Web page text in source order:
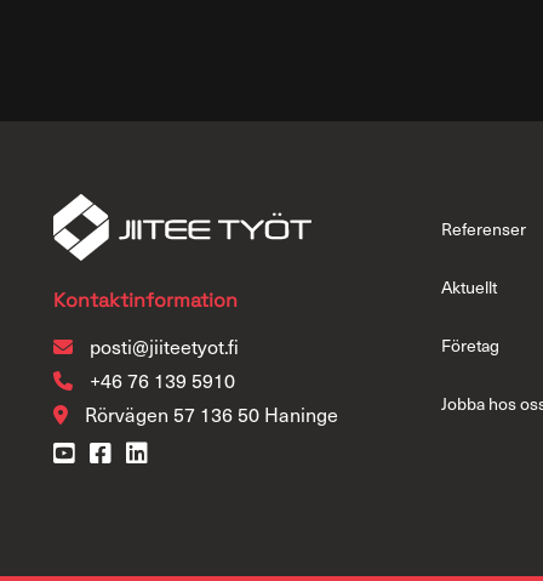
Kontaktinformation
posti@jiiteetyot.fi
+46 76 139 5910
Rörvägen 57 136 50 Haninge
Referenser
Aktuellt
Företag
Jobba hos